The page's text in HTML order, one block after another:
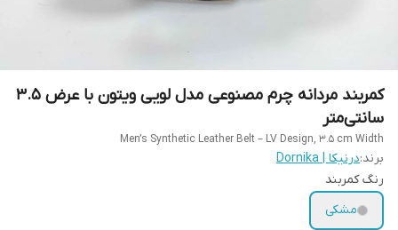
کمربند مردانه چرم مصنوعی مدل لویی ویتون با عرض ۳.۵
سانتی‌متر
Men’s Synthetic Leather Belt – LV Design, 3.5 cm Width
برند:درنیکا | Dornika
رنگ کمربند
مشکی